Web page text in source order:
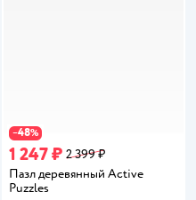
−48%
1 247 ₽ 2 399 ₽
Пазл деревянный Active
Puzzles